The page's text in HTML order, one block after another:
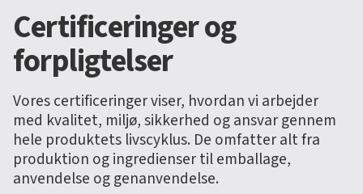
Certificeringer og
forpligtelser
Vores certificeringer viser, hvordan vi arbejder
med kvalitet, miljø, sikkerhed og ansvar gennem
hele produktets livscyklus. De omfatter alt fra
produktion og ingredienser til emballage,
anvendelse og genanvendelse.